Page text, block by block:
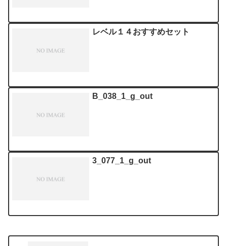
レベル１４おすすめセット
B_038_1_g_out
3_077_1_g_out